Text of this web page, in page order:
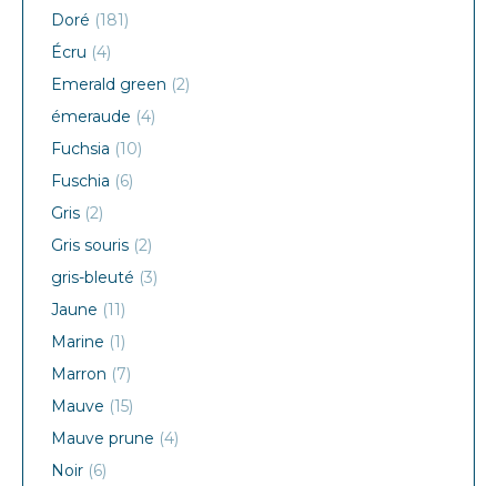
Doré (181)
Écru (4)
Emerald green (2)
émeraude (4)
Fuchsia (10)
Fuschia (6)
Gris (2)
Gris souris (2)
gris-bleuté (3)
Jaune (11)
Marine (1)
Marron (7)
Mauve (15)
Mauve prune (4)
Noir (6)